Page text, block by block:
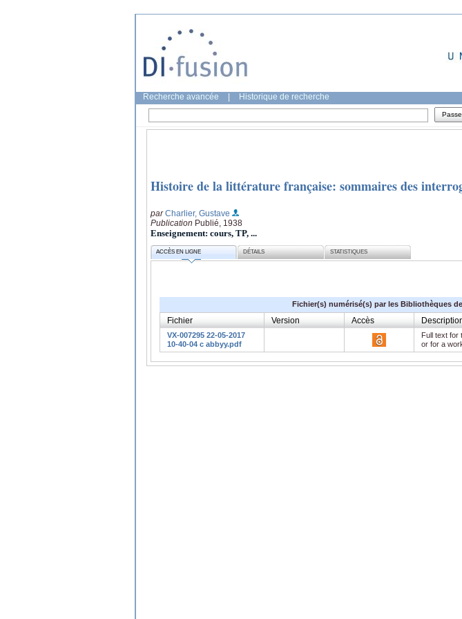
Recherche avancée Historique de recherche
Histoire de la littérature française: sommaires des
parCharlier, Gustave
Publication Publié, 1938
Enseignement: cours, TP, ...
ACCÈS EN LIGNE DÉTAILS STATISTIQUES
Fichier(s) numérisé(s) par les Bibliothèques
Fichier Version Accès
VX-007295 22-05-2017
10-40-04 c abbyy.pdf
Full text for
or for a